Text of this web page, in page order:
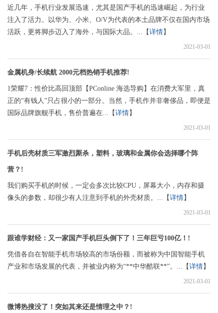
近几年，手机行业发展迅速，尤其是国产手机的迅速崛起，为行业
注入了活力。以华为、小米、O/V为代表的本土品牌不仅在国内市场
活跃，更将脚步迈入了海外，与国际大品。...【详情】
2021-03-01
金属机身/长续航 2000元档热销手机推荐!
1荣耀7：性价比高回顶部【PConline 海选导购】在消费大军里，真
正的“有钱人”只占很小的一部分。当然，手机作并非奢侈品，即便是
国际品牌旗舰手机，售价普遍在...【详情】
2021-03-01
手机后壳材质三军激烈厮杀，塑料，玻璃和金属你会选择哪个阵
营？!
我们购买手机的时候，一定会多次比较CPU，屏幕大小，内存和摄
像头的参数，却很少有人注意到手机的外壳材质。...【详情】
2021-03-01
跟谁学财经：又一家国产手机巨头倒下了！三年巨亏100亿！!
凭借各自在智能手机市场较高的市场份额，而被称为中国智能手机
产业和市场发展的代表，并被业内称为“**中华酷联**”。...【详情】
2021-03-01
微博热搜没了！突如其来还是情理之中？!